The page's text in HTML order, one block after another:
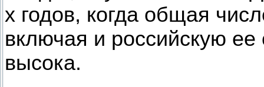
х годов, когда общая
включая и российскую
высока.